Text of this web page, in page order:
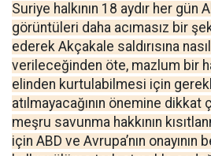
Suriye halkının 18 aydır her gün
görüntüleri daha acımasız bir
ederek Akçakale saldırısına
verileceğinden öte, mazlum bir
elinden kurtulabilmesi için gerekli
atılmayacağının önemine dikkat
meşru savunma hakkının
için ABD ve Avrupa’nın